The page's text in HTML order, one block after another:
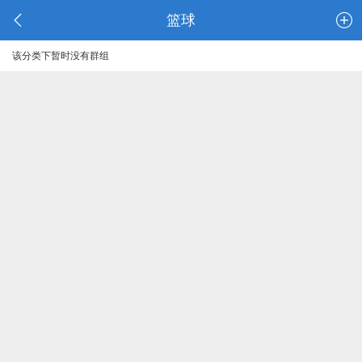
篮球
该分类下暂时没有群组